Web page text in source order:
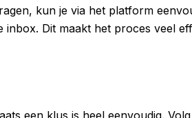
kun je via het platform
inbox. Dit maakt het proces veel
een klus is heel eenvoudig.